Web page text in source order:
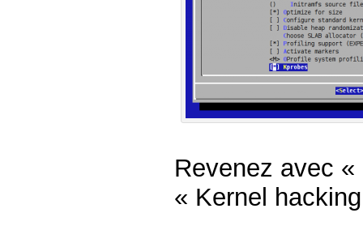
Revenez avec
« Kernel